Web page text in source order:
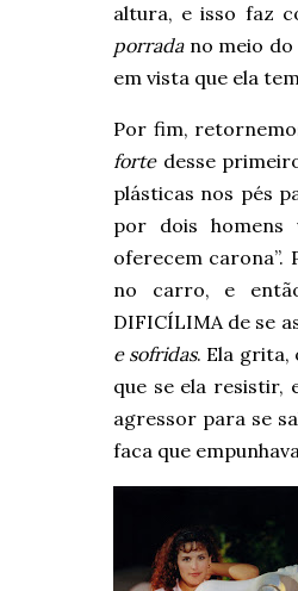
altura, e isso faz
porradano meio do
em vista que ela
Por fim,
fortedesse
plásticas nos pés
por dois homens
oferecem carona”.
no carro, e
DIFICÍLIMA de se
e sofridas. Ela grita,
que se ela resistir,
agressor para se
faca que